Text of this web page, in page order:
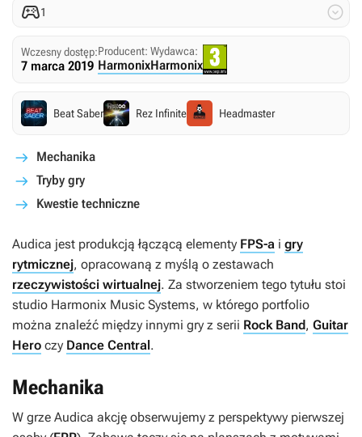
1 
Wczesny dostęp:
7 marca 2019
Producent:
Harmonix
Wydawca:
Harmonix
Beat Saber Rez Infinite Headmaster
Mechanika
Tryby gry
Kwestie techniczne
Audica jest produkcją łączącą elementy FPS-a i gry
rytmicznej, opracowaną z myślą o zestawach
rzeczywistości wirtualnej. Za stworzeniem tego tytułu stoi
studio Harmonix Music Systems, w którego portfolio
można znaleźć między innymi gry z serii Rock Band, Guitar
Hero czy Dance Central.
Mechanika
W grze Audica akcję obserwujemy z perspektywy pierwszej